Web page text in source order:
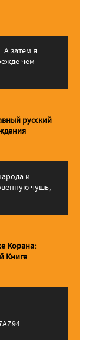
затем я
чем
русский
и
чушь,
Корана:
Книге